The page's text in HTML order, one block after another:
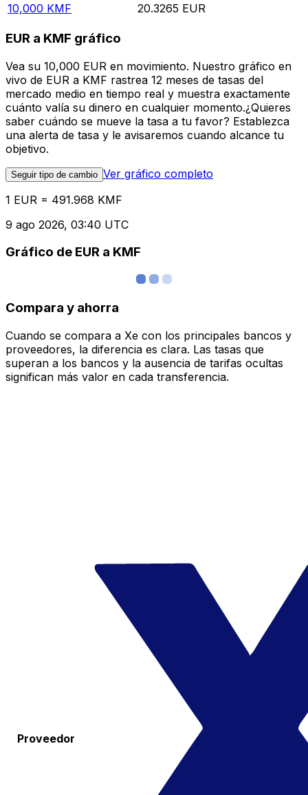
10,000 KMF 20.3265 EUR
EUR a KMF gráfico
Vea su 10,000 EUR en movimiento. Nuestro gráfico en
vivo de EUR a KMF rastrea 12 meses de tasas del
mercado medio en tiempo real y muestra exactamente
cuánto valía su dinero en cualquier momento.¿Quieres
saber cuándo se mueve la tasa a tu favor? Establezca
una alerta de tasa y le avisaremos cuando alcance tu
objetivo.
Seguir tipo de cambio Ver gráfico completo
1 EUR = 491.968 KMF
9 ago 2026, 03:40 UTC
Gráfico de EUR a KMF
Compara y ahorra
Cuando se compara a Xe con los principales bancos y
proveedores, la diferencia es clara. Las tasas que
superan a los bancos y la ausencia de tarifas ocultas
significan más valor en cada transferencia.
Proveedor